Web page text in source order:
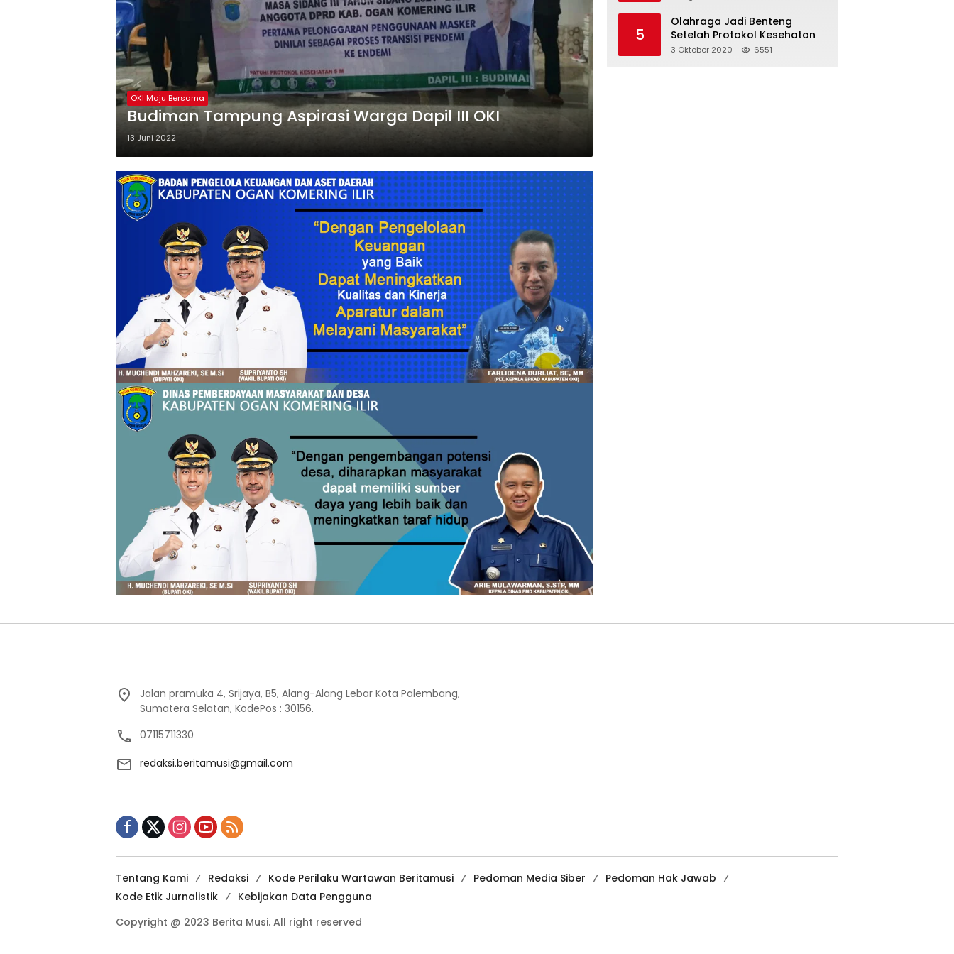
OKI Maju Bersama
Budiman Tampung Aspirasi Warga Dapil III OKI
13 Juni 2022
5
Olahraga Jadi Benteng
Setelah Protokol Kesehatan
3 Oktober 2020 6551
Jalan pramuka 4, Srijaya, B5, Alang-Alang Lebar Kota Palembang,
Sumatera Selatan, KodePos : 30156.
07115711330
redaksi.beritamusi@gmail.com
Tentang Kami Redaksi Kode Perilaku Wartawan Beritamusi Pedoman Media Siber
Pedoman Hak Jawab
Kode Etik Jurnalistik
Kebijakan Data Pengguna
Copyright @ 2023 Berita Musi. All right reserved